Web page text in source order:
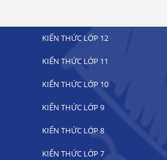
KIẾN THỨC LỚP 12
KIẾN THỨC LỚP 11
KIẾN THỨC LỚP 10
KIẾN THỨC LỚP 9
KIẾN THỨC LỚP 8
KIẾN THỨC LỚP 7